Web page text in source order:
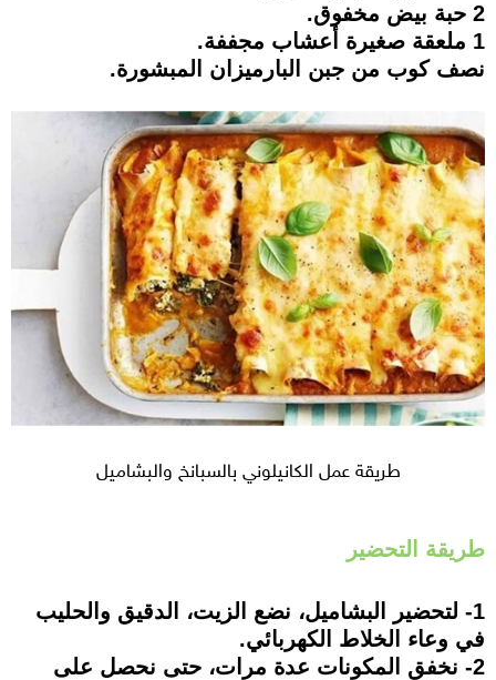
2 حبة بيض مخفوق.
1 ملعقة صغيرة أعشاب مجففة.
نصف كوب من جبن البارميزان المبشورة.
طريقة عمل الكانيلوني بالسبانخ والبشاميل
طريقة التحضير
1- لتحضير البشاميل، نضع الزيت، الدقيق والحليب
في وعاء الخلاط الكهربائي.
2- نخفق المكونات عدة مرات، حتى نحصل على